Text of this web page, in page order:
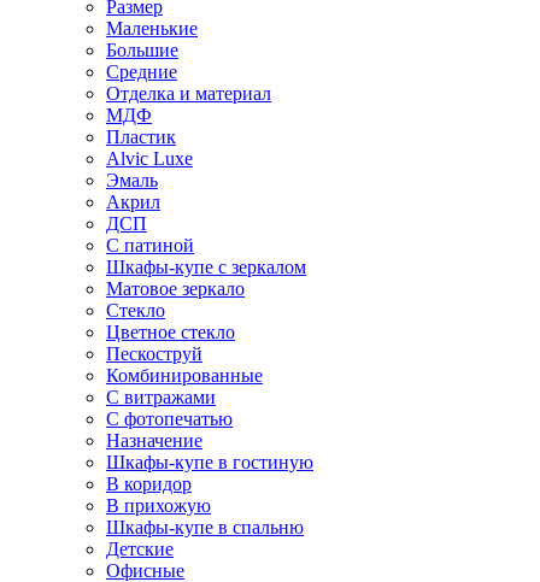
Размер
Маленькие
Большие
Средние
Отделка и материал
МДФ
Пластик
Alvic Luxe
Эмаль
Акрил
ДСП
С патиной
Шкафы-купе с зеркалом
Матовое зеркало
Стекло
Цветное стекло
Пескоструй
Комбинированные
С витражами
С фотопечатью
Назначение
Шкафы-купе в гостиную
В коридор
В прихожую
Шкафы-купе в спальню
Детские
Офисные